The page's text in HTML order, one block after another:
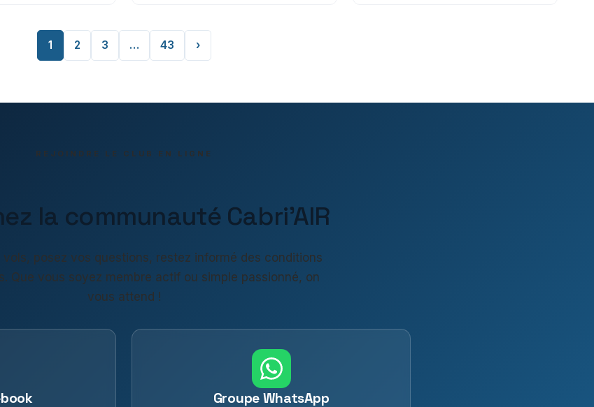
1 2 3 … 43 ›
REJOINDRE LE CLUB EN LIGNE
la communauté Cabri'AIR
vols, posez vos questions, restez informé des conditions
Que vous soyez membre actif ou simple passionné, on
vous attend !
Groupe WhatsApp